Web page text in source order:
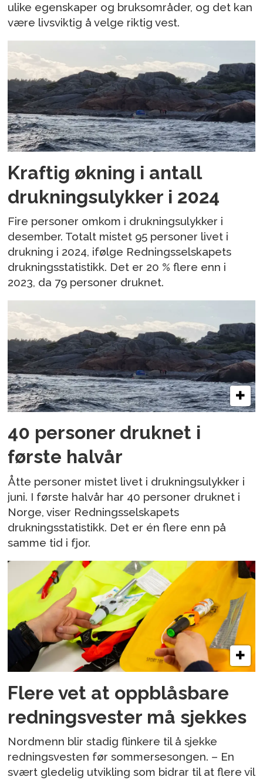
ulike egenskaper og bruksområder, og det kan
være livsviktig å velge riktig vest.
Kraftig økning i antall
drukningsulykker i 2024
Fire personer omkom i drukningsulykker i
desember. Totalt mistet 95 personer livet i
drukning i 2024, ifølge Redningsselskapets
drukningsstatistikk. Det er 20 % flere enn i
2023, da 79 personer druknet.
40 personer druknet i
første halvår
Åtte personer mistet livet i drukningsulykker i
juni. I første halvår har 40 personer druknet i
Norge, viser Redningsselskapets
drukningsstatistikk. Det er én flere enn på
samme tid i fjor.
Flere vet at oppblåsbare
redningsvester må sjekkes
Nordmenn blir stadig flinkere til å sjekke
redningsvesten før sommersesongen. – En
svært gledelig utvikling som bidrar til at flere vil